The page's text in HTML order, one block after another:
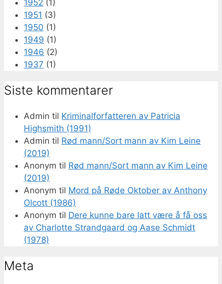
1952 (1)
1951 (3)
1950 (1)
1949 (1)
1946 (2)
1937 (1)
Siste kommentarer
Admin til Kriminalforfatteren av Patricia
Highsmith (1991)
Admin til Rød mann/Sort mann av Kim Leine
(2019)
Anonym til Rød mann/Sort mann av Kim Leine
(2019)
Anonym til Mord på Røde Oktober av Anthony
Olcott (1986)
Anonym til Dere kunne bare latt være å få oss
av Charlotte Strandgaard og Aase Schmidt
(1978)
Meta